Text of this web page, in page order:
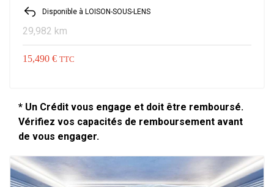
Disponible à LOISON-SOUS-LENS
29,982 km
15,490 € TTC
* Un Crédit vous engage et doit être remboursé.
Vérifiez vos capacités de remboursement avant
de vous engager.